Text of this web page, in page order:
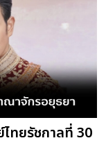
ทยรัชกาลที่ 30